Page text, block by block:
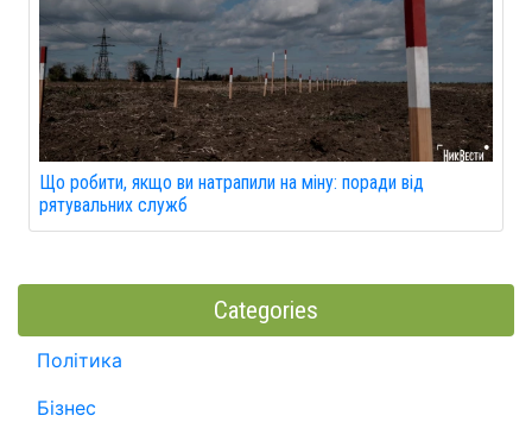
Що робити, якщо ви натрапили на міну: поради від
рятувальних служб
Categories
Політика
Бізнес